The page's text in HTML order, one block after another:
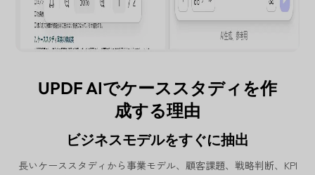
UPDF AIでケーススタディを作
成する理由
ビジネスモデルをすぐに抽出
長いケーススタディから事業モデル、顧客課題、戦略判断、KPI